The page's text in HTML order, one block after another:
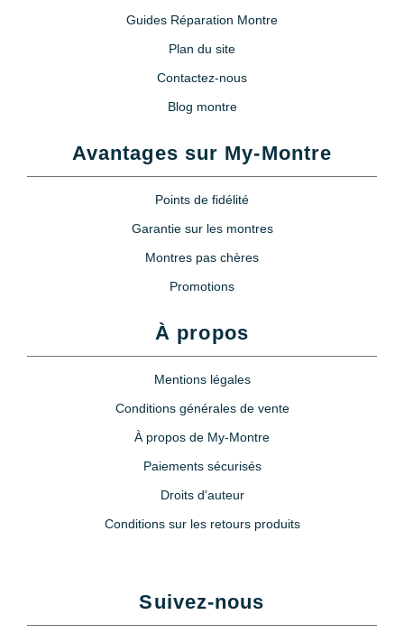
Guides Réparation Montre
Plan du site
Contactez-nous
Blog montre
Avantages sur My-Montre
Points de fidélité
Garantie sur les montres
Montres pas chères
Promotions
À propos
Mentions légales
Conditions générales de vente
À propos de My-Montre
Paiements sécurisés
Droits d'auteur
Conditions sur les retours produits
Suivez-nous